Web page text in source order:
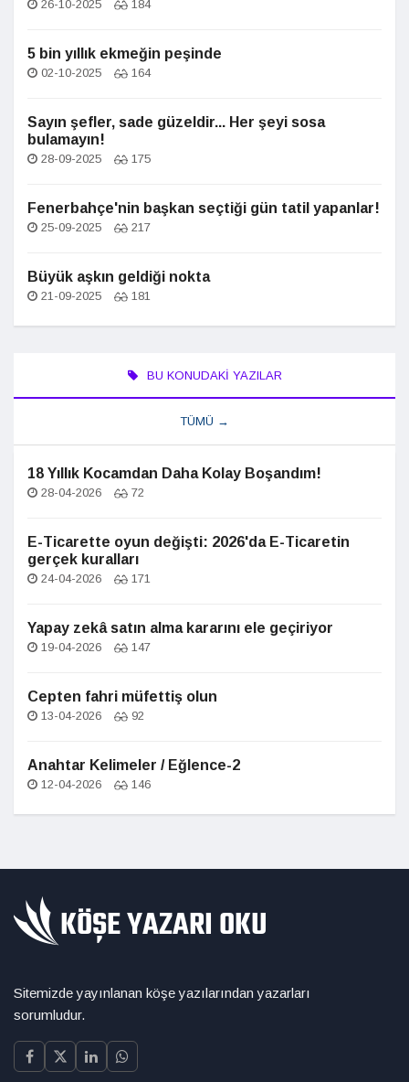
26-10-2025 184
5 bin yıllık ekmeğin peşinde
02-10-2025 164
Sayın şefler, sade güzeldir... Her şeyi sosa
bulamayın!
28-09-2025 175
Fenerbahçe'nin başkan seçtiği gün tatil yapanlar!
25-09-2025 217
Büyük aşkın geldiği nokta
21-09-2025 181
BU KONUDAKI YAZILAR
TÜMÜ →
18 Yıllık Kocamdan Daha Kolay Boşandım!
28-04-2026 72
E-Ticarette oyun değişti: 2026'da E-Ticaretin
gerçek kuralları
24-04-2026 171
Yapay zekâ satın alma kararını ele geçiriyor
19-04-2026 147
Cepten fahri müfettiş olun
13-04-2026 92
Anahtar Kelimeler / Eğlence-2
12-04-2026 146
Sitemizde yayınlanan köşe yazılarından yazarları
sorumludur.